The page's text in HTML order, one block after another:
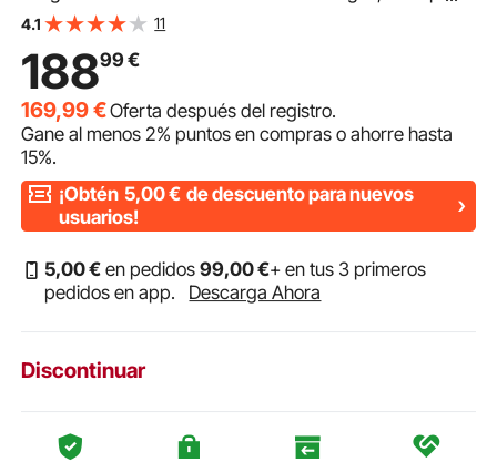
un Gabinete de Doble Puerta y un Cajón, Equipo de
4.1 11
18899€
169,99€Oferta después del registro.
Gane al menos2% puntos en compras o ahorre hasta
15%.
¡Obtén 5,00€ de descuento para nuevos
usuarios!
5,00€ en pedidos99,00€+ en tus 3 primeros
pedidos en app.
Descarga Ahora
Discontinuar